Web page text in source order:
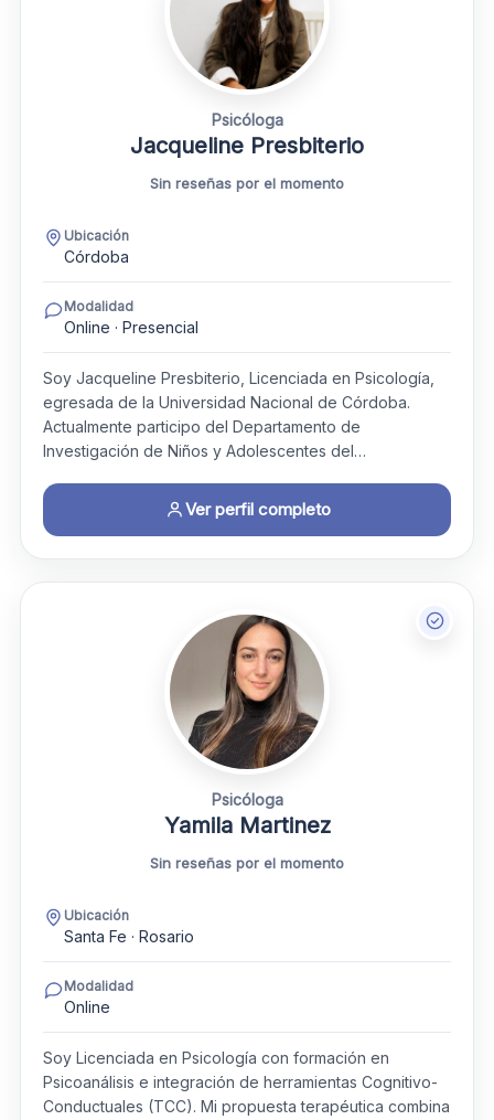
Psicóloga
Jacqueline Presbiterio
Sin reseñas por el momento
Ubicación
Córdoba
Modalidad
Online · Presencial
Soy Jacqueline Presbiterio, Licenciada en Psicología,
egresada de la Universidad Nacional de Córdoba.
Actualmente participo del Departamento de
Investigación de Niños y Adolescentes del…
Ver perfil completo
Psicóloga
Yamila Martinez
Sin reseñas por el momento
Ubicación
Santa Fe · Rosario
Modalidad
Online
Soy Licenciada en Psicología con formación en
Psicoanálisis e integración de herramientas Cognitivo-
Conductuales (TCC). Mi propuesta terapéutica combina